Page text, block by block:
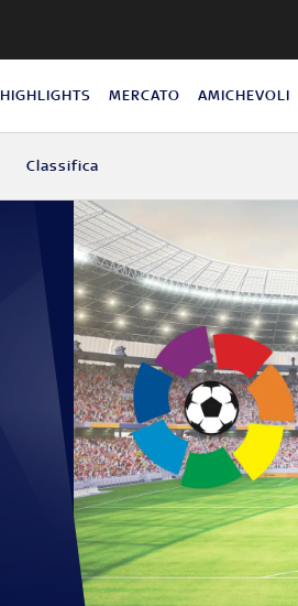
HIGHLIGHTS MERCATO AMICHEVOLI
Classifica
1 - 1